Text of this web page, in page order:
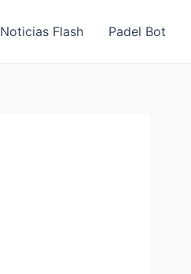
Noticias Flash Padel Bot